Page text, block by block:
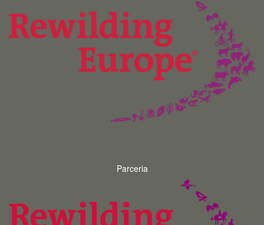
Parceria